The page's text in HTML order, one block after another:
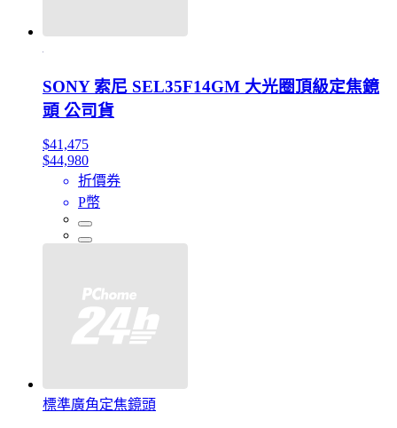
SONY 索尼 SEL35F14GM 大光圈頂級定焦鏡
頭 公司貨
$41,475
$44,980
折價券
P幣
標準廣角定焦鏡頭